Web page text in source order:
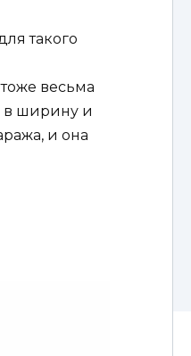
такого
весьма
в ширину и
и она